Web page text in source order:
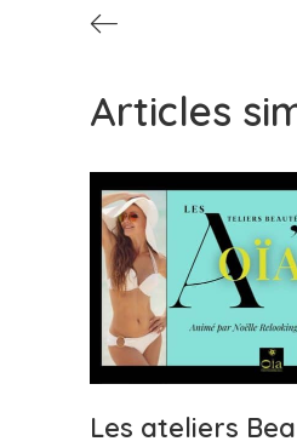
Articles
Les ateliers